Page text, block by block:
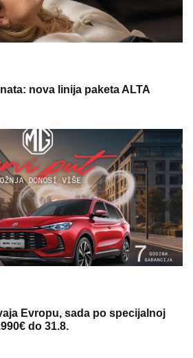
nova linija paketa ALTA
Evropu, sada po specijalnoj
do 31.8.